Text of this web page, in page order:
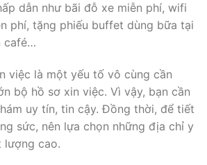
dẫn như bãi đỗ xe miễn phí, wifi
phí, tặng phiếu buffet dùng bữa tại
café…
việc là một yếu tố vô cùng cần
bộ hồ sơ xin việc. Vì vậy, bạn cần
uy tín, tin cậy. Đồng thời, để tiết
sức, nên lựa chọn những địa chỉ y
lượng cao.